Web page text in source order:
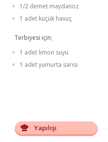
1/2 demet maydanoz
1 adet küçük havuç
Terbiyesi için;
1 adet limon suyu
1 adet yumurta sarısı
Yapılışı